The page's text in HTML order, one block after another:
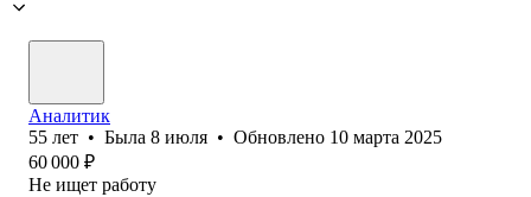
Аналитик
55 лет • Была 8 июля • Обновлено 10 марта 2025
60 000 ₽
Не ищет работу